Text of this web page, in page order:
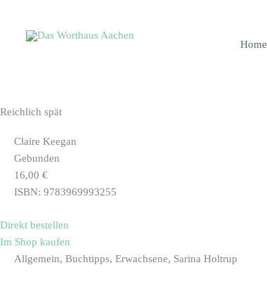
springen
Home
Reichlich spät
Claire Keegan
Gebunden
16,00 €
ISBN: 9783969993255
Direkt bestellen
Im Shop kaufen
Allgemein, Buchtipps, Erwachsene, Sarina Holtrup